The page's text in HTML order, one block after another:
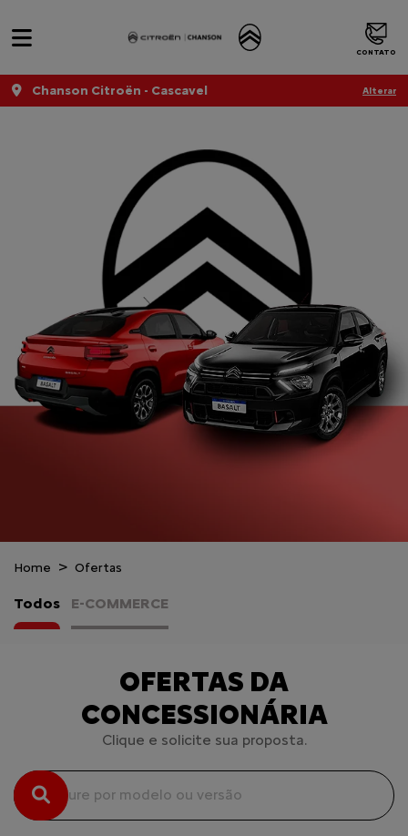
CONTATO
Chanson Citroën - Cascavel Alterar
Home Ofertas
Todos E-COMMERCE
OFERTAS DA
CONCESSIONÁRIA
Clique e solicite sua proposta.